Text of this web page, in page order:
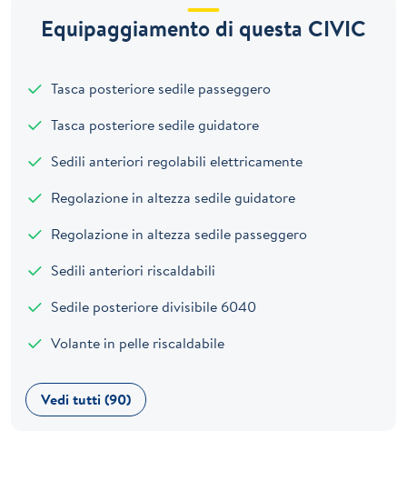
Equipaggiamento di questa CIVIC
Tasca posteriore sedile passeggero
Tasca posteriore sedile guidatore
Sedili anteriori regolabili elettricamente
Regolazione in altezza sedile guidatore
Regolazione in altezza sedile passeggero
Sedili anteriori riscaldabili
Sedile posteriore divisibile 6040
Volante in pelle riscaldabile
Vedi tutti (90)